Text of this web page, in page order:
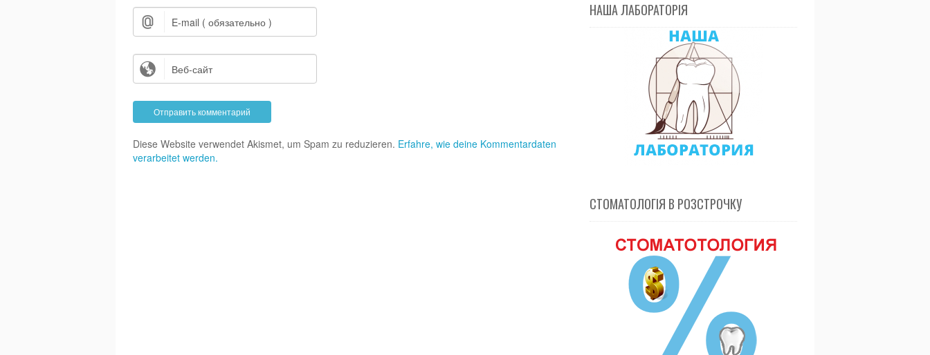
Diese Website verwendet Akismet, um Spam zu reduzieren. Erfahre, wie deine Kommentardaten
verarbeitet werden.
НАША ЛАБОРАТОРІЯ
СТОМАТОЛОГІЯ В РОЗСТРОЧКУ